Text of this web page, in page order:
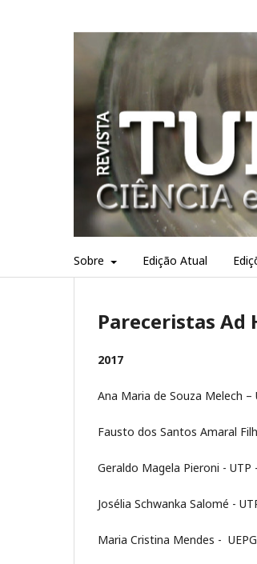
Sobre Edição Atual
Pareceristas Ad
2017
Ana Maria de Souza Melech –
Fausto dos Santos Amaral
Geraldo Magela Pieroni - UTP
Josélia Schwanka Salomé -
Maria Cristina Mendes -